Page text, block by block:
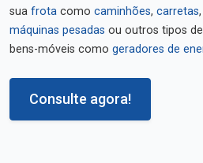
sua frota como caminhões, carretas,
máquinas pesadas ou outros tipos
bens-móveis como geradores de
Consulte agora!